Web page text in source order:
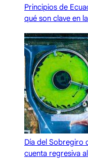
Principios de
qué son clave en
Día del Sobregiro
cuenta regresiva